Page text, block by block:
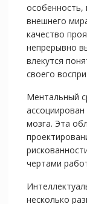
особенность,
внешнего
качество
непрерывно
влекутся
своего
Ментальный
мозга. Эта
чертами
несколько